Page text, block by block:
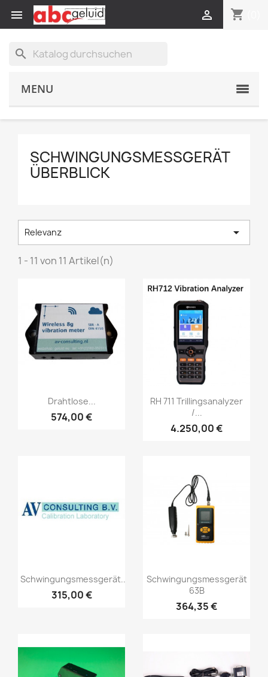
 shopping_cart

search
MENU
SCHWINGUNGSMESSGERÄT
ÜBERBLICK
Relevanz 
1 - 11 von 11 Artikel(n)
Vorschau
Drahtlose...
574,00 €
Vorschau
RH 711 Trillingsanalyzer
/...
4.250,00 €
Vorschau
Schwingungsmessgerät...
315,00 €
Vorschau
Schwingungsmessgerät
63B
364,35 €